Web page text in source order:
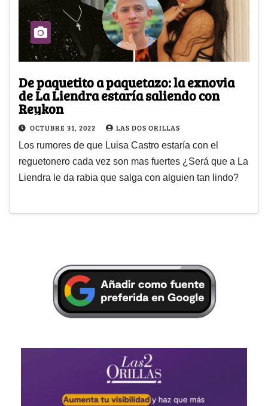
De paquetito a paquetazo: la exnovia
de La Liendra estaría saliendo con
Reykon
OCTUBRE 31, 2022 LAS DOS ORILLAS
Los rumores de que Luisa Castro estaría con el
reguetonero cada vez son mas fuertes ¿Será que a La
Liendra le da rabia que salga con alguien tan lindo?